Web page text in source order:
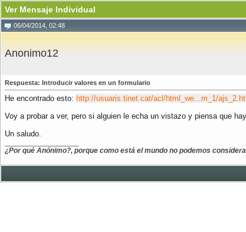
Ver Mensaje Individual
06/04/2014, 02:48
Anonimo12
Respuesta: Introducir valores en un formulario
He encontrado esto: http://usuaris.tinet.cat/acl/html_we...m_1/
Voy a probar a ver, pero si alguien le echa un vistazo y piensa que
Un saludo.
¿Por qué Anónimo?, porque como está el mundo no podemos